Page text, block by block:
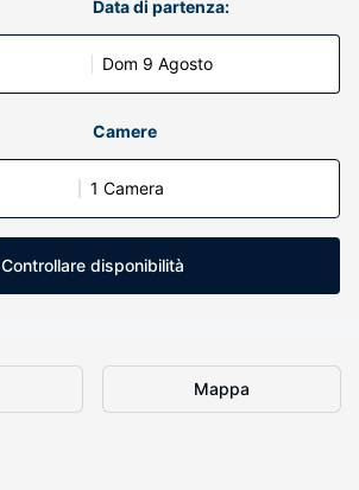
Data di partenza:
Dom 9 Agosto
Camere
1 Camera
Controllare disponibilità
Mappa